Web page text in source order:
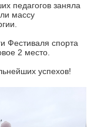
педагогов заняла
массу
Фестиваля спорта
2 место.
успехов!